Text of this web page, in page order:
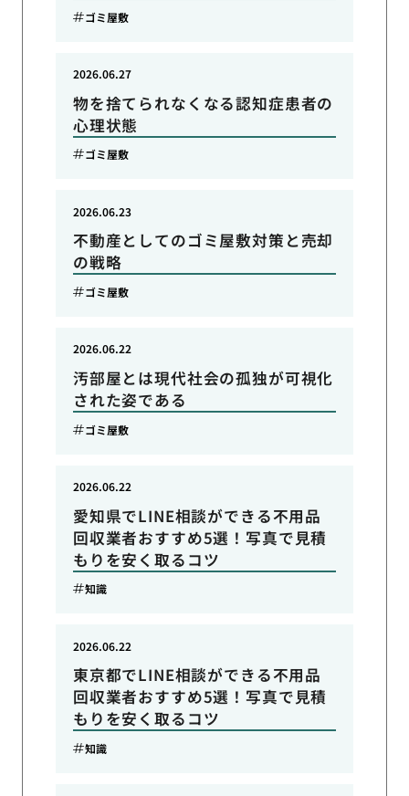
ゴミ屋敷
物を捨てられなくなる認知症患者の
心理状態
2026.06.27
ゴミ屋敷
不動産としてのゴミ屋敷対策と売却
の戦略
2026.06.23
ゴミ屋敷
汚部屋とは現代社会の孤独が可視化
された姿である
2026.06.22
ゴミ屋敷
愛知県でLINE相談ができる不用品
回収業者おすすめ5選！写真で見積
もりを安く取るコツ
2026.06.22
知識
東京都でLINE相談ができる不用品
回収業者おすすめ5選！写真で見積
もりを安く取るコツ
2026.06.22
知識